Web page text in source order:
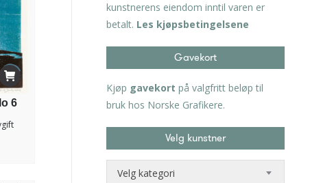
6
kunstnerens eiendom inntil varen er
betalt. Les kjøpsbetingelsene
Gavekort
Kjøp gavekort på valgfritt beløp til
bruk hos Norske Grafikere.
Velg kunstner
Velg kategori